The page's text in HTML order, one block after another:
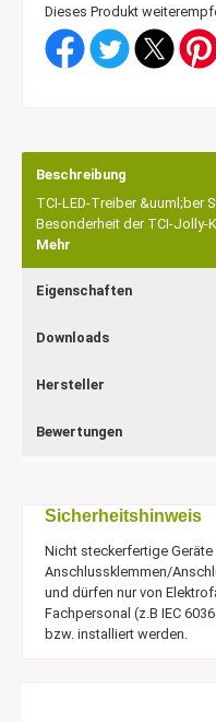
Dieses Produkt
Beschreibung
TCI-LED-Treiber &uuml;ber
Besonderheit der TCI-Jolly-
Mehr
Eigenschaften
Downloads
Hersteller
Bewertungen
Sicherheitshinweis
Nicht steckerfertige Geräte
Anschlussklemmen/
und dürfen nur von
Fachpersonal (z.B IEC
bzw. installiert werden.